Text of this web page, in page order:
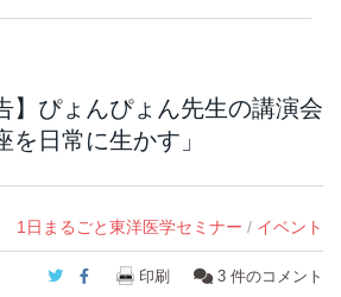
】ぴょんぴょん先生の講演会
を日常に生かす」
1日まるごと東洋医学セミナー / イベント
Twitter
Facebook
印刷 3 件のコメント